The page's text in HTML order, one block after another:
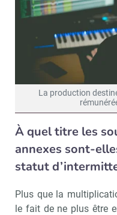
La production
À quel titre les
annexes sont-
statut
Plus que la
le fait de ne plus être